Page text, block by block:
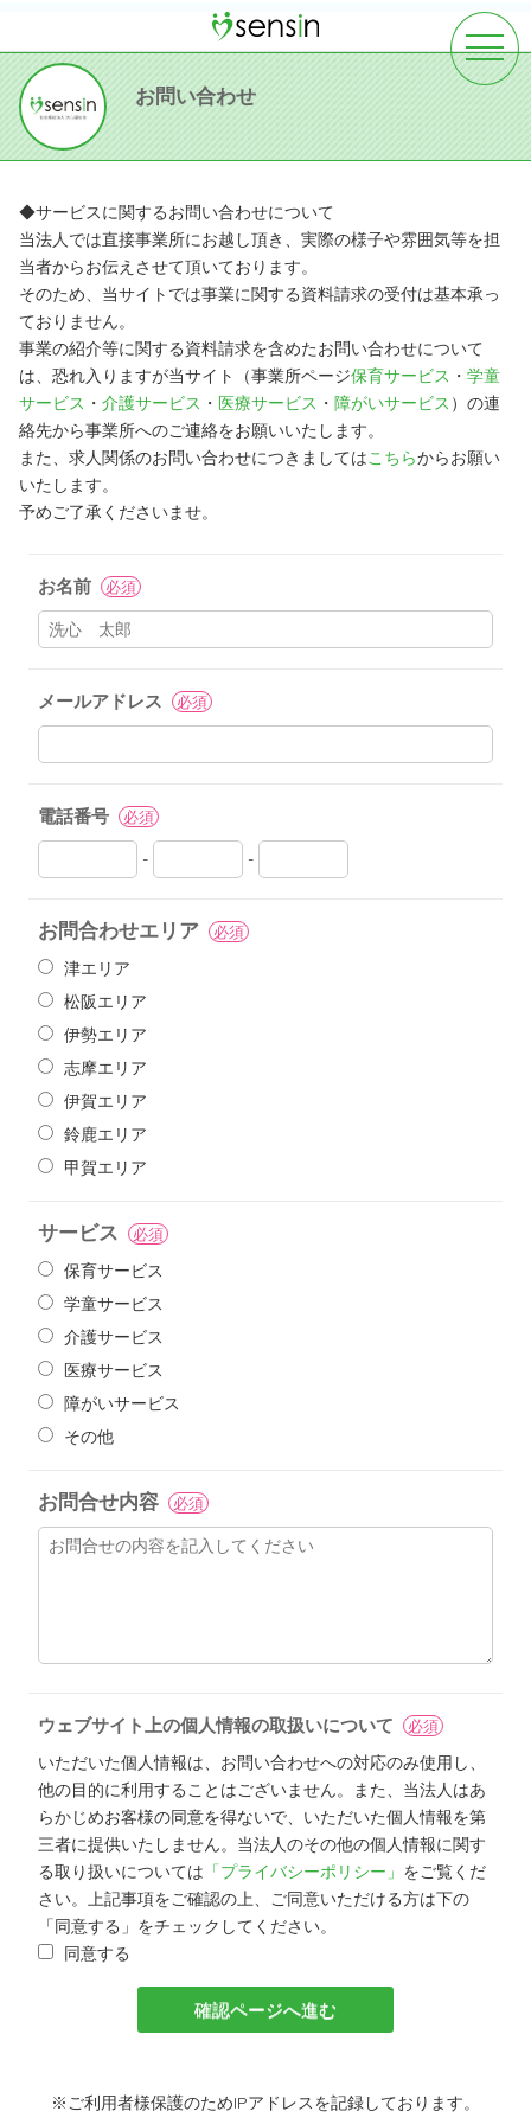
toggle
お問い合わせ
◆サービスに関するお問い合わせについて
当法人では直接事業所にお越し頂き、実際の様子や雰囲気等を担
当者からお伝えさせて頂いております。
そのため、当サイトでは事業に関する資料請求の受付は基本承っ
ておりません。
事業の紹介等に関する資料請求を含めたお問い合わせについて
は、恐れ入りますが当サイト（事業所ページ保育サービス ・ 学童
サービス ・ 介護サービス ・ 医療サービス ・ 障がいサービス ）の連
絡先から事業所へのご連絡をお願いいたします。
また、求人関係のお問い合わせにつきましてはこちらからお願い
いたします。
予めご了承くださいませ。
お名前 必須
メールアドレス 必須
電話番号 必須
- -
お問合わせエリア 必須
津エリア
松阪エリア
伊勢エリア
志摩エリア
伊賀エリア
鈴鹿エリア
甲賀エリア
サービス 必須
保育サービス
学童サービス
介護サービス
医療サービス
障がいサービス
その他
お問合せ内容 必須
ウェブサイト上の個人情報の取扱いについて 必須
いただいた個人情報は、お問い合わせへの対応のみ使用し、
他の目的に利用することはございません。また、当法人はあ
らかじめお客様の同意を得ないで、いただいた個人情報を第
三者に提供いたしません。当法人のその他の個人情報に関す
る取り扱いについては 「プライバシーポリシー」 をご覧くだ
さい。上記事項をご確認の上、ご同意いただける方は下の
「同意する」をチェックしてください。
同意する
※ご利用者様保護のためIPアドレスを記録しております。